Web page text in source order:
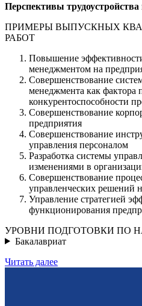
Перспективы трудоустройства
ПРИМЕРЫ ВЫПУСКНЫХ
РАБОТ
Повышение
менеджментом на
Совершенствование
менеджмента как фактора
конкурентоспособности
Совершенствование
предприятия
Совершенствование
управления персоналом
Разработка системы
изменениями в
Совершенствование
управленческих решений
Управление стратегией
функционирования
УРОВНИ ПОДГОТОВКИ ПО
Бакалавриат
Читать далее